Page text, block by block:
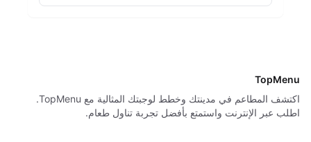
TopMenu
اكتشف المطاعم في مدينتك وخطط لوجبتك المثالية مع TopMenu.
اطلب عبر الإنترنت واستمتع بأفضل تجربة تناول طعام.